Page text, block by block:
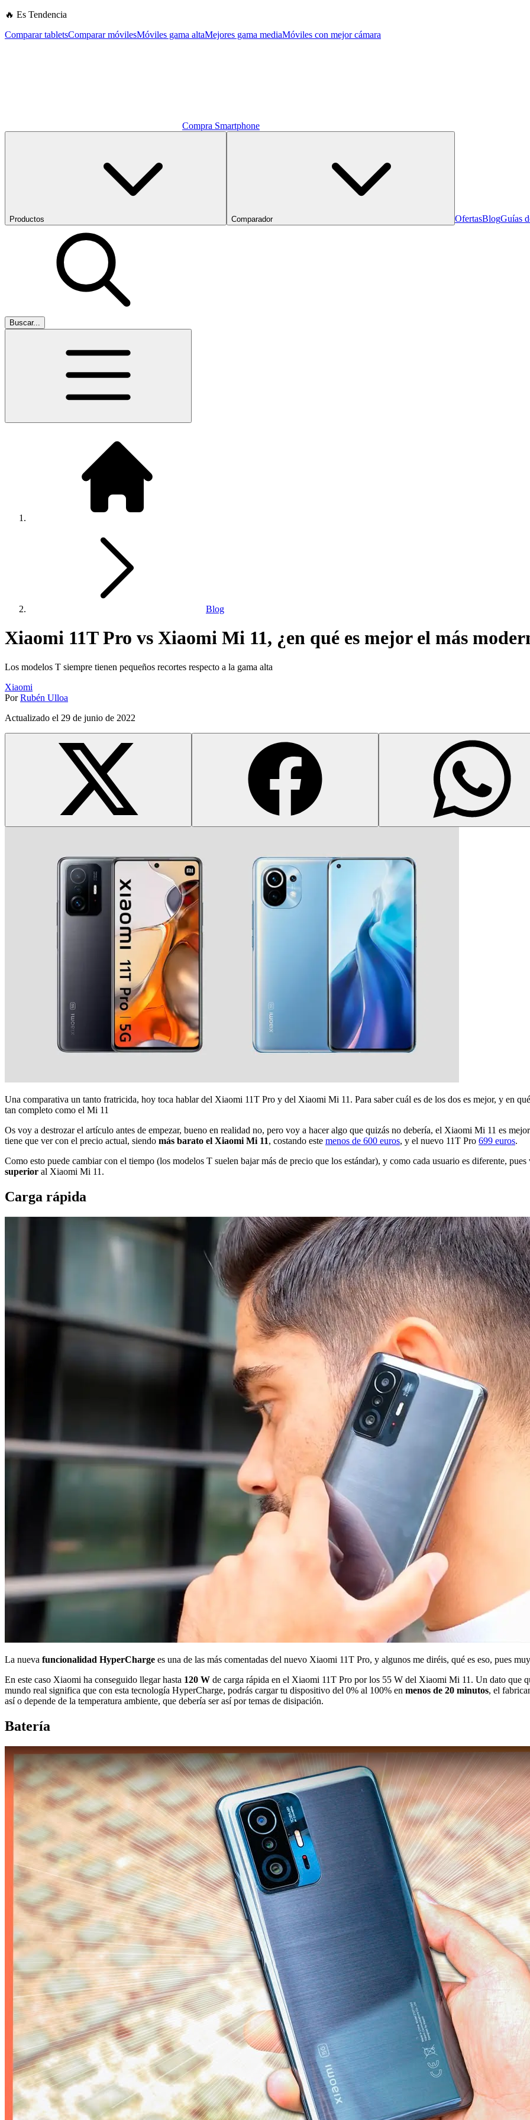
🔥 Es Tendencia
Comparar tabletsComparar móvilesMóviles gama altaMejores gama mediaMóviles con mejor cámara
Compra Smartphone
Productos Comparador OfertasBlogGuías
Buscar...
Blog
Xiaomi 11T Pro vs Xiaomi Mi 11, ¿en qué es mejor el más
Los modelos T siempre tienen pequeños recortes respecto a la gama alta
Xiaomi
Por Rubén Ulloa
Actualizado el 29 de junio de 2022
Una comparativa un tanto fratricida, hoy toca hablar del Xiaomi 11T Pro y del Xiaomi Mi 11. Para saber cuál es de los dos es mejor, y en
tan completo como el Mi 11
Os voy a destrozar el artículo antes de empezar, bueno en realidad no, pero voy a hacer algo que quizás no debería, el Xiaomi Mi 11 es
tiene que ver con el precio actual, siendo más barato el Xiaomi Mi 11, costando este menos de 600 euros, y el nuevo 11T Pro 699 euros.
Como esto puede cambiar con el tiempo (los modelos T suelen bajar más de precio que los estándar), y como cada usuario es diferente,
superior al Xiaomi Mi 11.
Carga rápida
La nueva funcionalidad HyperCharge es una de las más comentadas del nuevo Xiaomi 11T Pro, y algunos me diréis, qué es eso, pues
En este caso Xiaomi ha conseguido llegar hasta 120 W de carga rápida en el Xiaomi 11T Pro por los 55 W del Xiaomi Mi 11. Un dato que
mundo real significa que con esta tecnología HyperCharge, podrás cargar tu dispositivo del 0% al 100% en menos de 20 minutos, el
así o depende de la temperatura ambiente, que debería ser así por temas de disipación.
Batería